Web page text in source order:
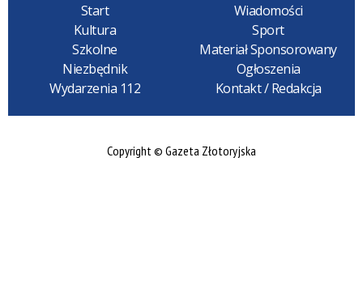
Start
Wiadomości
Kultura
Sport
Szkolne
Materiał Sponsorowany
Niezbędnik
Ogłoszenia
Wydarzenia 112
Kontakt / Redakcja
Copyright © Gazeta Złotoryjska